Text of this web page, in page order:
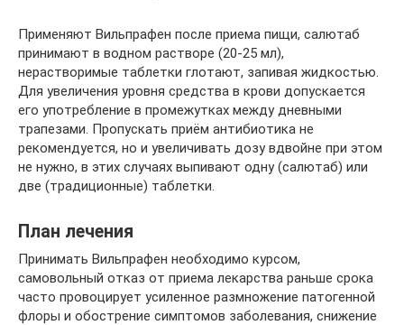
Применяют Вильпрафен после приема пищи, салютаб
принимают в водном растворе (20-25 мл),
нерастворимые таблетки глотают, запивая жидкостью.
Для увеличения уровня средства в крови допускается
его употребление в промежутках между дневными
трапезами. Пропускать приём антибиотика не
рекомендуется, но и увеличивать дозу вдвойне при этом
не нужно, в этих случаях выпивают одну (салютаб) или
две (традиционные) таблетки.
План лечения
Принимать Вильпрафен необходимо курсом,
самовольный отказ от приема лекарства раньше срока
часто провоцирует усиленное размножение патогенной
флоры и обострение симптомов заболевания, снижение